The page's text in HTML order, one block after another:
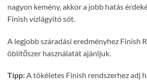
nagyon kemény, akkor a jobb hatás
Finish vízlágyító sót.
A legjobb száradási eredményhez Finish
öblítőszer használatát ajánljuk.
Tipp:A tökéletes Finish rendszerhez adj